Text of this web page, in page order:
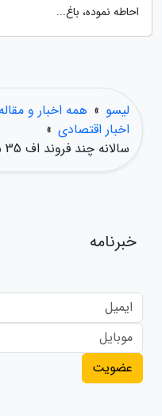
احاطه نموده، باغ...
لیسو » همه اخبار و
اخبار اقتصادی »
سالانه چند فروند اف 35 ساخته می گردد؟
خبرنامه
عضویت